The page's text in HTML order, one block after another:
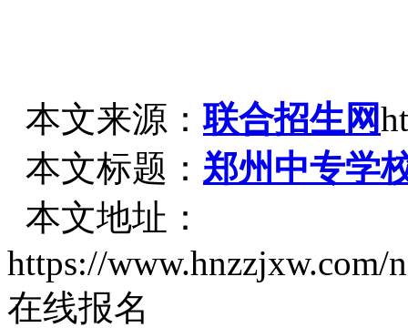
本文来源：联合招生网
本文标题： 郑州中专学
本文地址：
https://www.hnzzjxw.com/
在线报名